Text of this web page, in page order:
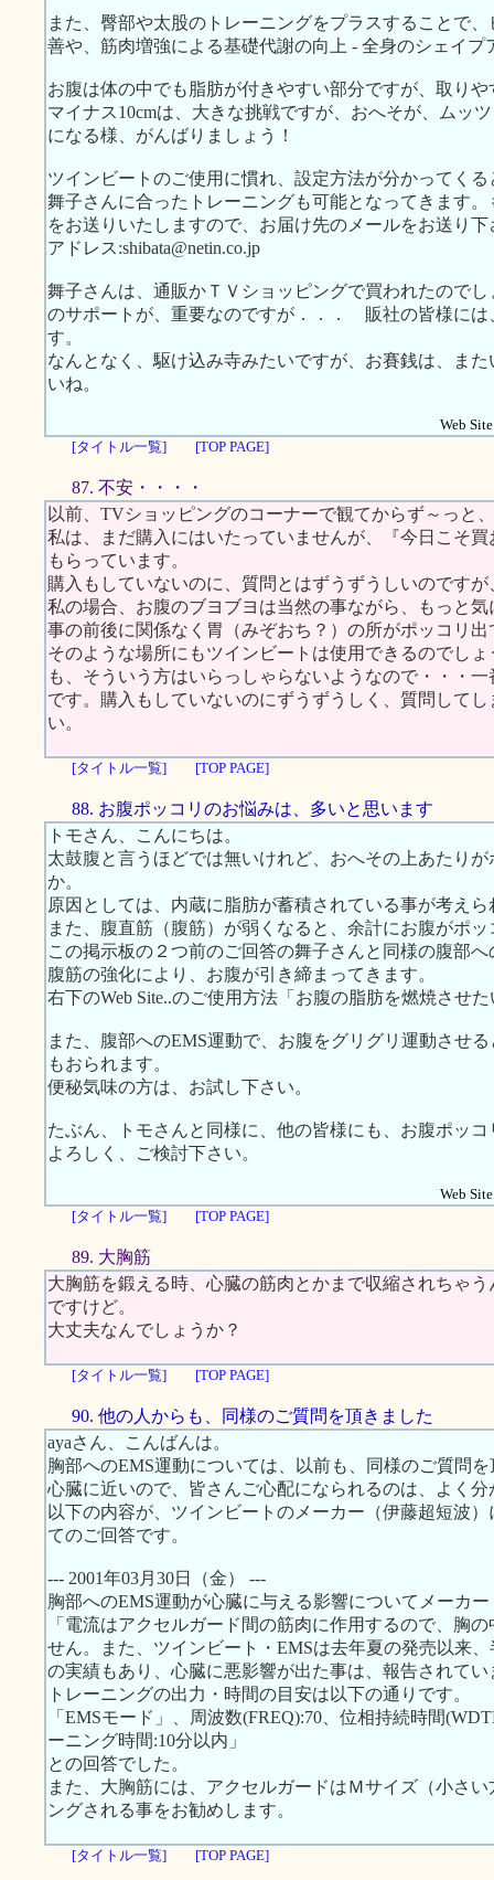
また、臀部や太股のトレーニングをプラスすることで
善や、筋肉増強による基礎代謝の向上 - 全身のシェイ
お腹は体の中でも脂肪が付きやすい部分ですが、取り
マイナス10cmは、大きな挑戦ですが、おへそが、ムッ
になる様、がんばりましょう！
ツインビートのご使用に慣れ、設定方法が分かってく
舞子さんに合ったトレーニングも可能となってきます
をお送りいたしますので、お届け先のメールをお送り下
アドレス:shibata@netin.co.jp
舞子さんは、通販かＴＶショッピングで買われたので
のサポートが、重要なのですが．．． 販社の皆様には
す。
なんとなく、駆け込み寺みたいですが、お賽銭は、ま
いね。
Web
[タイトル一覧]
[TOP PAGE]
87. 不安・・・・
以前、TVショッピングのコーナーで観てからず～っと
私は、まだ購入にはいたっていませんが、『今日こそ
もらっています。
購入もしていないのに、質問とはずうずうしいのですが
私の場合、お腹のブヨブヨは当然の事ながら、もっと
事の前後に関係なく胃（みぞおち？）の所がポッコリ
そのような場所にもツインビートは使用できるのでし
も、そういう方はいらっしゃらないようなので・・・
です。購入もしていないのにずうずうしく、質問して
い。
[タイトル一覧] [TOP PAGE]
88. お腹ポッコリのお悩みは、多いと思います
トモさん、こんにちは。
太鼓腹と言うほどでは無いけれど、おへその上あたり
か。
原因としては、内蔵に脂肪が蓄積されている事が考えら
また、腹直筋（腹筋）が弱くなると、余計にお腹がポ
この掲示板の２つ前のご回答の舞子さんと同様の腹部
腹筋の強化により、お腹が引き締まってきます。
右下のWeb Site..のご使用方法「お腹の脂肪を燃焼させ
また、腹部へのEMS運動で、お腹をグリグリ運動させ
もおられます。
便秘気味の方は、お試し下さい。
たぶん、トモさんと同様に、他の皆様にも、お腹ポッ
よろしく、ご検討下さい。
Web
[タイトル一覧]
[TOP PAGE]
89. 大胸筋
大胸筋を鍛える時、心臓の筋肉とかまで収縮されちゃ
ですけど。
大丈夫なんでしょうか？
[タイトル一覧] [TOP PAGE]
90. 他の人からも、同様のご質問を頂きました
ayaさん、こんばんは。
胸部へのEMS運動については、以前も、同様のご質問
心臓に近いので、皆さんご心配になられるのは、よく分
以下の内容が、ツインビートのメーカー（伊藤超短波
てのご回答です。
--- 2001年03月30日（金） ---
胸部へのEMS運動が心臓に与える影響についてメーカ
「電流はアクセルガード間の筋肉に作用するので、胸
せん。また、ツインビート・EMSは去年夏の発売以来
の実績もあり、心臓に悪影響が出た事は、報告されて
トレーニングの出力・時間の目安は以下の通りです。
「EMSモード」、周波数(FREQ):70、位相持続時間
ーニング時間:10分以内」
との回答でした。
また、大胸筋には、アクセルガードはＭサイズ（小さ
ングされる事をお勧めします。
[タイトル一覧] [TOP PAGE]